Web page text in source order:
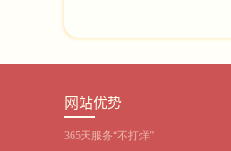
网站优势
365天服务“不打烊”